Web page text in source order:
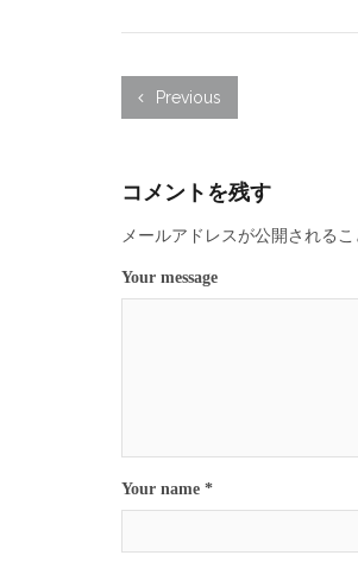
Previous
コメントを残す
メールアドレスが公開されるこ
Your message
Your name *